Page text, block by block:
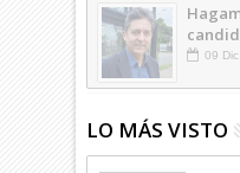
09 Dic
LO MÁS VISTO